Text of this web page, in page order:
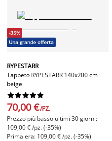
-35%
Una grande offerta
RYPESTARR
Tappeto RYPESTARR 140x200 cm
beige






70,00 €/PZ.
Prezzo più basso ultimi 30 giorni:
109,00 € /pz. (-35%)
Prima era: 109,00 € /pz. (-35%)